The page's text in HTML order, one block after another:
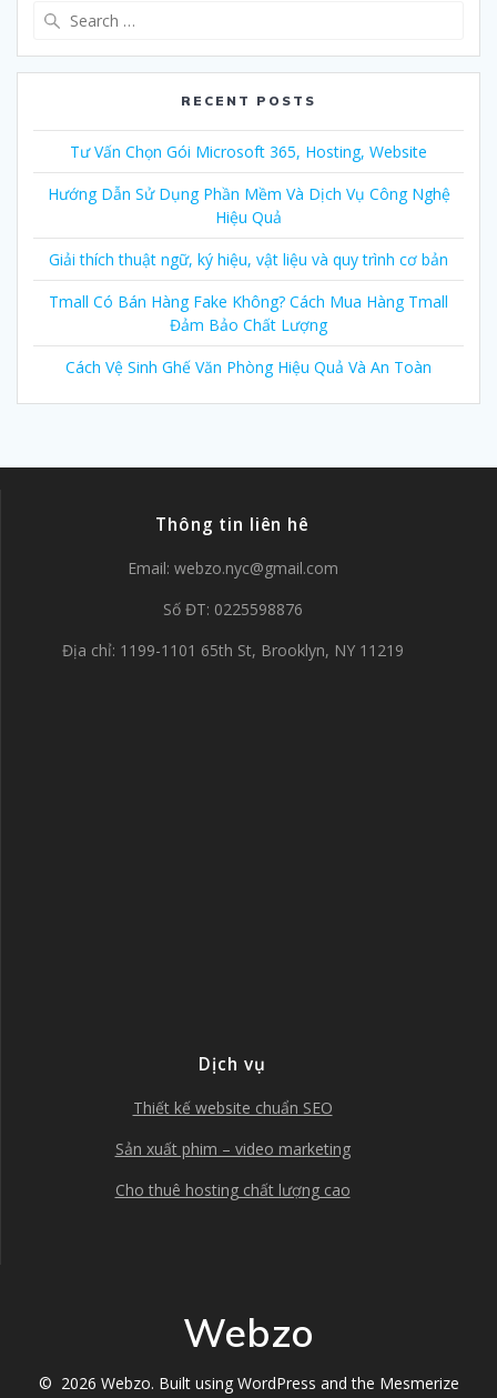
RECENT POSTS
Tư Vấn Chọn Gói Microsoft 365, Hosting, Website
Hướng Dẫn Sử Dụng Phần Mềm Và Dịch Vụ Công Nghệ
Hiệu Quả
Giải thích thuật ngữ, ký hiệu, vật liệu và quy trình cơ bản
Tmall Có Bán Hàng Fake Không? Cách Mua Hàng Tmall
Đảm Bảo Chất Lượng
Cách Vệ Sinh Ghế Văn Phòng Hiệu Quả Và An Toàn
Thông tin liên hê
Email: webzo.nyc@gmail.com
Số ĐT: 0225598876
Địa chỉ: 1199-1101 65th St, Brooklyn, NY 11219
Dịch vụ
Thiết kế website chuẩn SEO
Sản xuất phim – video marketing
Cho thuê hosting chất lượng cao
Webzo
© 2026 Webzo. Built using WordPress and the Mesmerize